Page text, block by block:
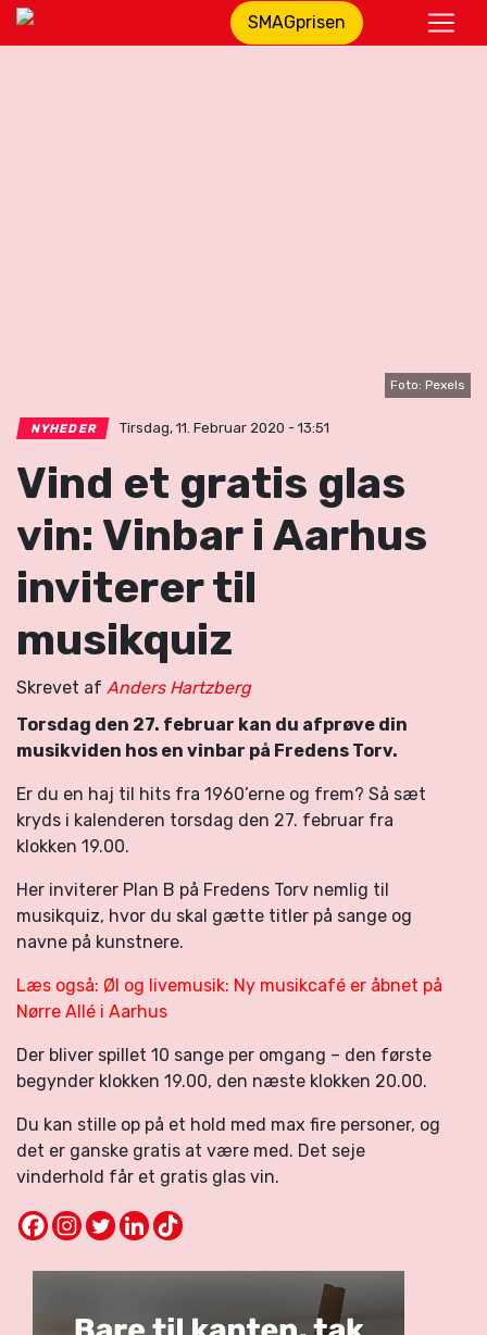
SMAGprisen
Foto: Pexels
NYHEDER Tirsdag, 11. Februar 2020 - 13:51
Vind et gratis glas
vin: Vinbar i Aarhus
inviterer til
musikquiz
Skrevet af Anders Hartzberg
Torsdag den 27. februar kan du afprøve din
musikviden hos en vinbar på Fredens Torv.
Er du en haj til hits fra 1960’erne og frem? Så sæt
kryds i kalenderen torsdag den 27. februar fra
klokken 19.00.
Her inviterer Plan B på Fredens Torv nemlig til
musikquiz, hvor du skal gætte titler på sange og
navne på kunstnere.
Læs også: Øl og livemusik: Ny musikcafé er åbnet på
Nørre Allé i Aarhus
Der bliver spillet 10 sange per omgang – den første
begynder klokken 19.00, den næste klokken 20.00.
Du kan stille op på et hold med max fire personer, og
det er ganske gratis at være med. Det seje
vinderhold får et gratis glas vin.